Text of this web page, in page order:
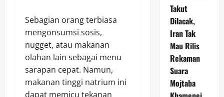
Sebagian orang terbiasa
mengonsumsi sosis,
nugget, atau makanan
olahan lain sebagai menu
sarapan cepat. Namun,
makanan tinggi natrium ini
dapat memicu tekanan
Takut
Dilacak,
Iran Tak
Mau Rilis
Rekaman
Suara
Mojtaba